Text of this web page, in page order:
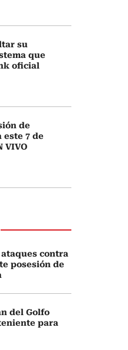
su
que
oficial
de
7 de
VIVO
ataques contra
posesión de
del Golfo
para